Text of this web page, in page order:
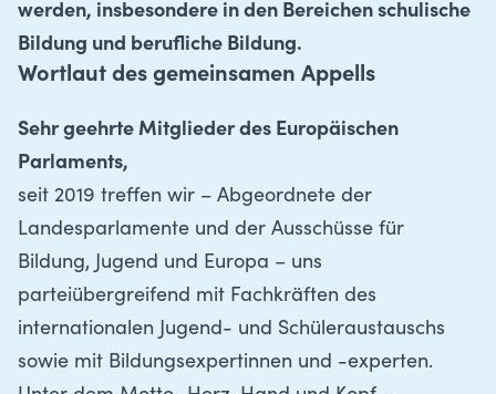
werden, insbesondere in den Bereichen schulische
Bildung und berufliche Bildung.
Wortlaut des gemeinsamen Appells
Sehr geehrte Mitglieder des Europäischen
Parlaments,
seit 2019 treffen wir – Abgeordnete der
Landesparlamente und der Ausschüsse für
Bildung, Jugend und Europa – uns
parteiübergreifend mit Fachkräften des
internationalen Jugend- und Schüleraustauschs
sowie mit Bildungsexpertinnen und -experten.